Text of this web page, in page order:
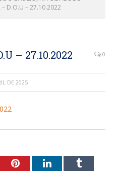
– D.O.U – 27.10.2022
– 27.10.2022 0
DE 2025
PinterestLinkedInTumblr